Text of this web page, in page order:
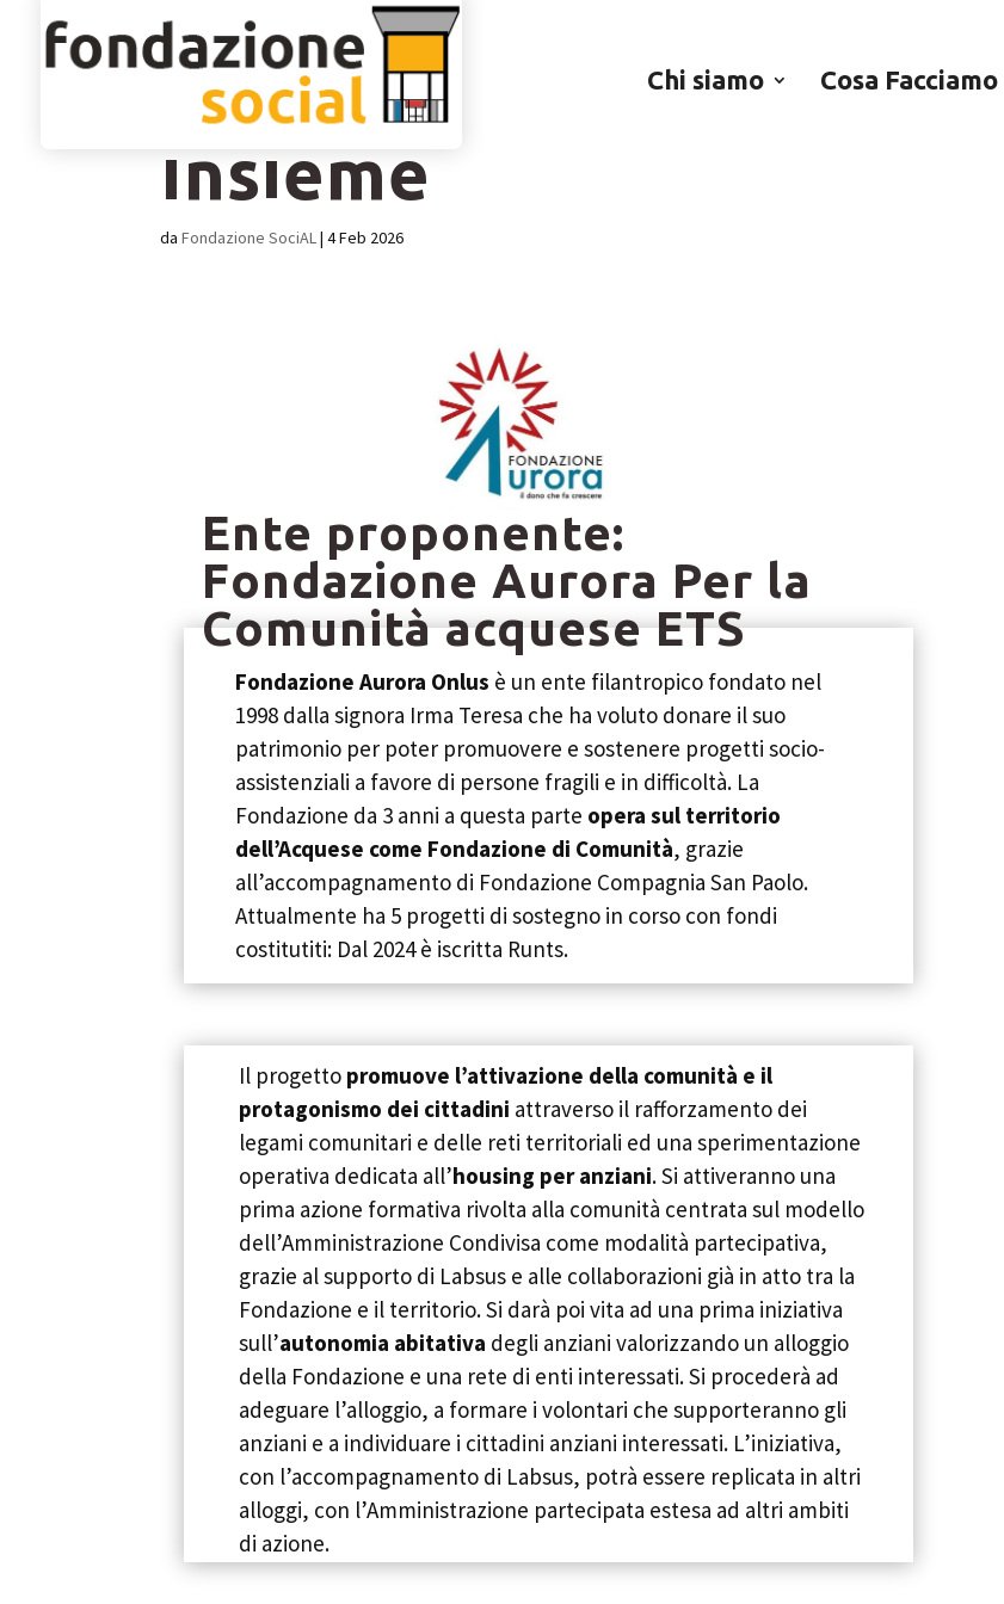
Chi siamo Cosa Facciamo
VAI – Vivere Acqui
Insieme
daFondazione SociAL|4 Feb 2026
Ente proponente:
Fondazione Aurora Per la
Comunità acquese ETS
Fondazione Aurora Onlus è un ente filantropico fondato nel
1998 dalla signora Irma Teresa che ha voluto donare il suo
patrimonio per poter promuovere e sostenere progetti socio-
assistenziali a favore di persone fragili e in difficoltà. La
Fondazione da 3 anni a questa parte opera sul territorio
dell’Acquese come Fondazione di Comunità, grazie
all’accompagnamento di Fondazione Compagnia San Paolo.
Attualmente ha 5 progetti di sostegno in corso con fondi
costitutiti: Dal 2024 è iscritta Runts.
Il progetto promuove l’attivazione della comunità e il
protagonismo dei cittadini attraverso il rafforzamento dei
legami comunitari e delle reti territoriali ed una sperimentazione
operativa dedicata all’housing per anziani. Si attiveranno una
prima azione formativa rivolta alla comunità centrata sul modello
dell’Amministrazione Condivisa come modalità partecipativa,
grazie al supporto di Labsus e alle collaborazioni già in atto tra la
Fondazione e il territorio. Si darà poi vita ad una prima iniziativa
sull’autonomia abitativa degli anziani valorizzando un alloggio
della Fondazione e una rete di enti interessati. Si procederà ad
adeguare l’alloggio, a formare i volontari che supporteranno gli
anziani e a individuare i cittadini anziani interessati. L’iniziativa,
con l’accompagnamento di Labsus, potrà essere replicata in altri
alloggi, con l’Amministrazione partecipata estesa ad altri ambiti
di azione.